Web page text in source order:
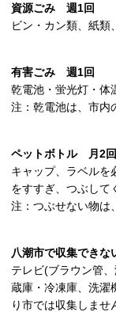
資源ごみ 週1回
ビン・カン類、紙類
有害ごみ 週1回
乾電池・蛍光灯・体
注：乾電池は、市内
ペットボトル 月2回
キャップ、ラベルを
をすすぎ、つぶして
注：つぶせない物は
八潮市で収集できな
テレビ(ブラウン管
蔵庫・冷凍庫、洗濯
り市では収集しませ